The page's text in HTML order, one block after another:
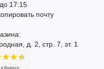
17:15
почту
д. 2, стр. 7, эт. 1